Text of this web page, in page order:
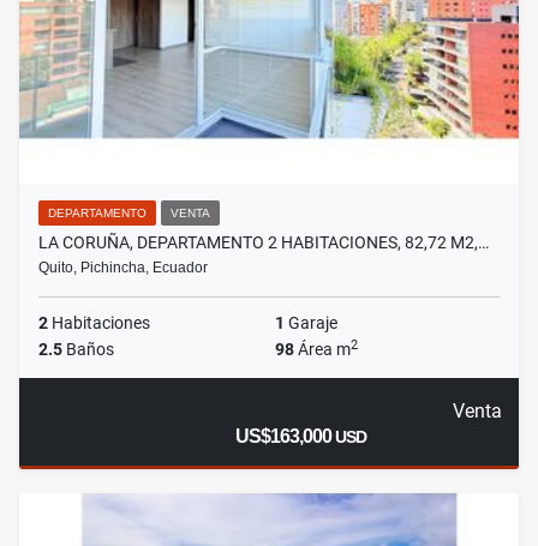
DEPARTAMENTO VENTA
LA CORUÑA, DEPARTAMENTO 2 HABITACIONES, 82,72 M2,…
Quito, Pichincha, Ecuador
2 Habitaciones 1 Garaje
2.5 Baños 98Área m2
Venta
US$163,000USD